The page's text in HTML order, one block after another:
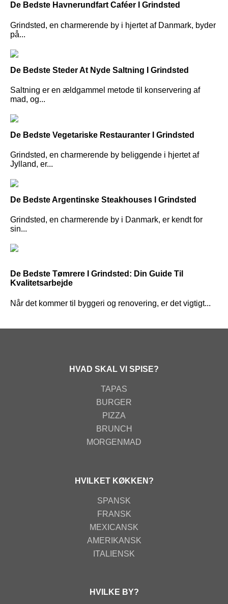
De Bedste Havnerundfart Caféer I Grindsted
Grindsted, en charmerende by i hjertet af Danmark, byder
på...
De Bedste Steder At Nyde Saltning I Grindsted
Saltning er en ældgammel metode til konservering af
mad, og...
De Bedste Vegetariske Restauranter I Grindsted
Grindsted, en charmerende by beliggende i hjertet af
Jylland, er...
De Bedste Argentinske Steakhouses I Grindsted
Grindsted, en charmerende by i Danmark, er kendt for
sin...
De Bedste Tømrere I Grindsted: Din Guide Til
Kvalitetsarbejde
Når det kommer til byggeri og renovering, er det vigtigt...
HVAD SKAL VI SPISE?
TAPAS
BURGER
PIZZA
BRUNCH
MORGENMAD
HVILKET KØKKEN?
SPANSK
FRANSK
MEXICANSK
AMERIKANSK
ITALIENSK
HVILKE BY?